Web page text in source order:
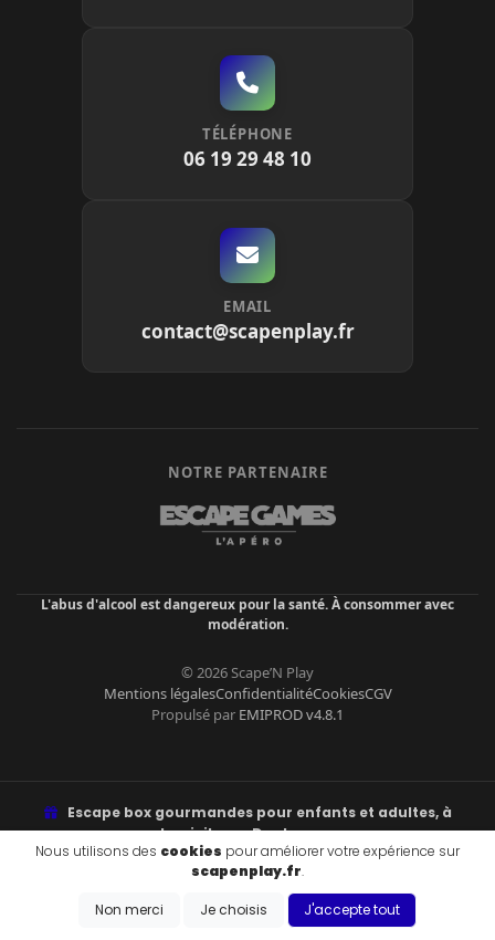
TÉLÉPHONE
06 19 29 48 10
EMAIL
contact@scapenplay.fr
NOTRE PARTENAIRE
L'abus d'alcool est dangereux pour la santé. À consommer avec
modération.
© 2026 Scape’N Play
Mentions légalesConfidentialitéCookiesCGV
Propulsé par EMIPROD v4.8.1
Escape box gourmandes pour enfants et adultes, à
domicile sur Dunkerque.
Énigmes, fun, goûter ou apéro à libérer. Retrait à Malo-les-Bains ou
livraison.
ZONES DE LIVRAISON & VILLES DESSERVIES
Nous utilisons des cookies pour améliorer votre expérience sur
scapenplay.fr.
Non merci Je choisis J'accepte tout